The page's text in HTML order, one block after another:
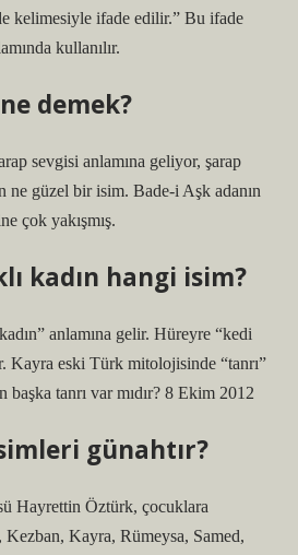
kelimesiyle ifade edilir.” Bu ifade
kullanılır.
demek?
sevgisi anlamına geliyor, şarap
ne güzel bir isim. Bade-i Aşk adanın
çok yakışmış.
kadın hangi isim?
anlamına gelir. Hüreyre “kedi
Kayra eski Türk mitolojisinde “tanrı”
başka tanrı var mıdır? 8 Ekim 2012
günahtır?
Hayrettin Öztürk, çocuklara
Kayra, Rümeysa, Samed,